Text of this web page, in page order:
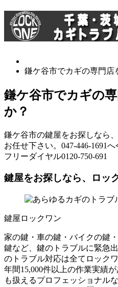
鎌ケ谷市でカギの専門店
鎌ケ谷市でカギの
か？
鎌ケ谷市の鍵屋をお探しなら
お任せ下さい。047-446-1691
フリーダイヤル0120-750-691
鍵屋をお探しなら、ロッ
鍵屋ロックワン
家の鍵・車の鍵・バイクの鍵
鍵など、鍵のトラブルに緊急
のトラブル対応は全てロック
年間15,000件以上の作業実績
も扱えるプロフェッショナル